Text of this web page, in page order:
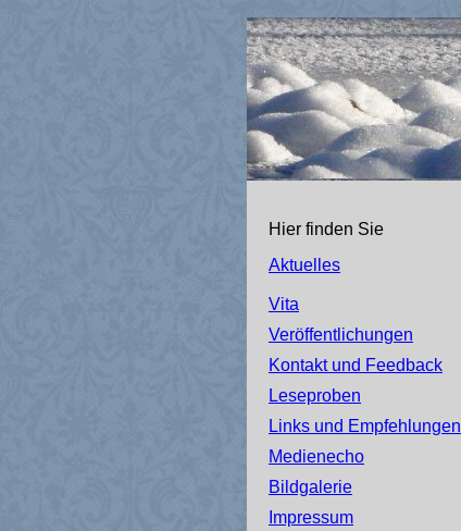
Hier finden Sie
Aktuelles
Vita
Veröffentlichungen
Kontakt und Feedback
Leseproben
Links und Empfehlungen
Medienecho
Bildgalerie
Impressum